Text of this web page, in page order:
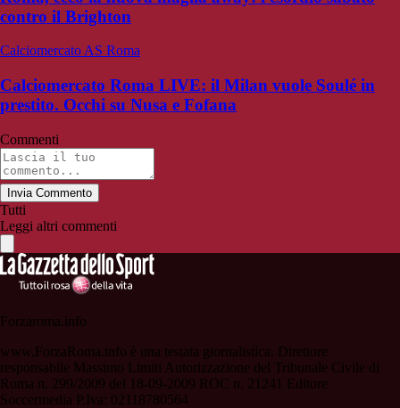
contro il Brighton
Calciomercato AS Roma
Calciomercato Roma LIVE: il Milan vuole Soulé in
prestito. Occhi su Nusa e Fofana
Commenti
Invia Commento
Tutti
Leggi altri commenti
Forzaroma.info
www.ForzaRoma.info è una testata giornalistica. Direttore
responsabile Massimo Limiti Autorizzazione del Tribunale Civile di
Roma n. 299/2009 del 18-09-2009 ROC n. 21241 Editore
Soccermedia P.Iva: 02118780564